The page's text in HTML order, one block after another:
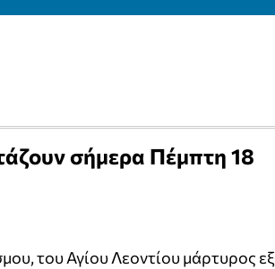
σήμερα Πέμπτη 18
του Αγίου Λεοντίου μάρτυρος εξ